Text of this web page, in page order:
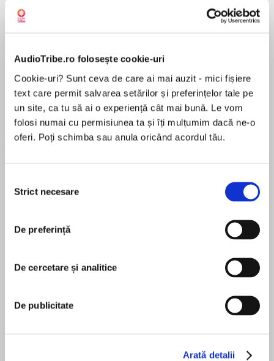
AudioTribe.ro folosește cookie-uri
Cookie-uri? Sunt ceva de care ai mai auzit - mici fișiere
text care permit salvarea setărilor și preferințelor tale pe
un site, ca tu să ai o experiență cât mai bună. Le vom
folosi numai cu permisiunea ta și îți mulțumim dacă ne-o
oferi. Poți schimba sau anula oricând acordul tău.
consimțământului
Strict necesare
De preferință
De cercetare și analitice
De publicitate
Arată detalii
Elita de Argint (Elita
de...
Dani Francis
Diavolul se îmbracă de
la...
Lauren Weisberger
Migdală
Sohn Won-pyung
be out and about with Dad! From pancakes to
puppies to a super-duper surprise, the order of
Shields pairs with the delightful Cori Doerrfeld
for this joyful book about dads and daughters
În acest moment nu există recenzii
Brooke Shields
childhood and went on to star in film, on